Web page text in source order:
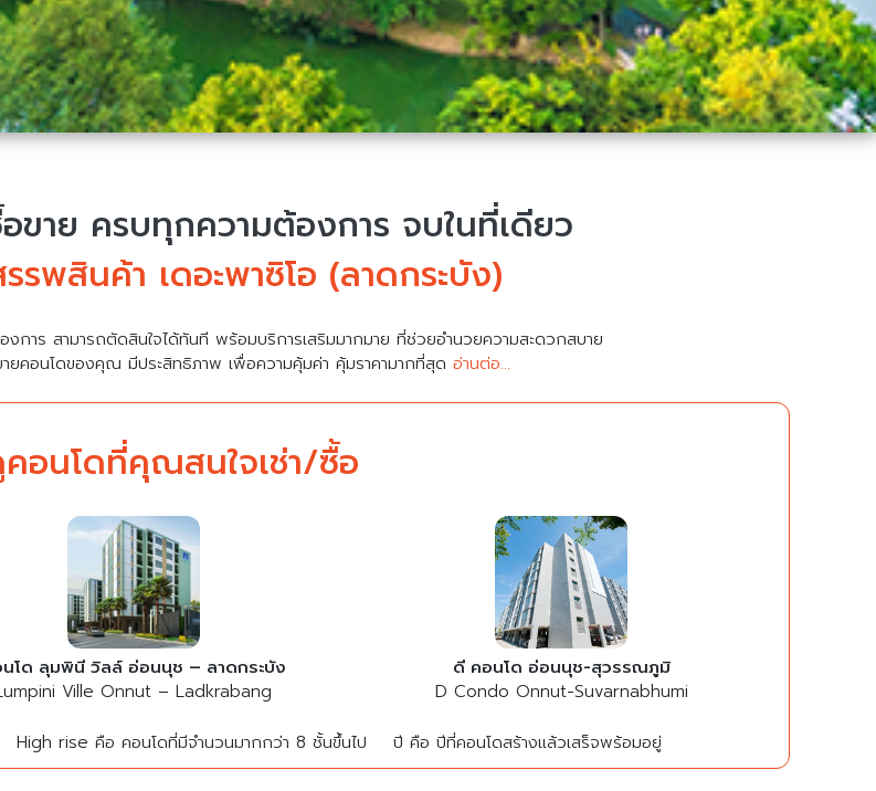
ขาย ครบทุกความต้องการ จบในที่เดียว
รพสินค้า เดอะพาซิโอ (ลาดกระบัง)
การ สามารถตัดสินใจได้ทันที พร้อมบริการเสริมมากมาย ที่ช่วยอำนวยความสะดวกสบาย
ายคอนโดของคุณ มีประสิทธิภาพ เพื่อความคุ้มค่า คุ้มราคามากที่สุด อ่านต่อ...
อนโดที่คุณสนใจเช่า/ซื้อ
โด ลุมพินี วิลล์ อ่อนนุช – ลาดกระบัง
Ville Onnut – Ladkrabang
ดี คอนโด อ่อนนุช-สุวรรณภูมิ
D Condo Onnut-Suvarnabhumi
High rise คือ คอนโดที่มีจำนวนมากกว่า 8 ชั้นขึ้นไป ปี คือ ปีที่คอนโดสร้างแล้วเสร็จพร้อมอยู่